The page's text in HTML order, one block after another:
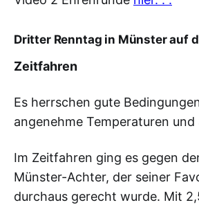
Dritter Renntag in Münster auf
Zeitfahren
Es herrschen gute
angenehme Temperaturen und
Im Zeitfahren ging es gegen
Münster-Achter, der seiner
durchaus gerecht wurde. Mit